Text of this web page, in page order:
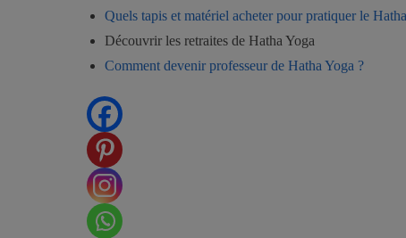
Quels tapis et matériel acheter pour pratiquer le
Découvrir les retraites de Hatha Yoga
Comment devenir professeur de Hatha Yoga ?